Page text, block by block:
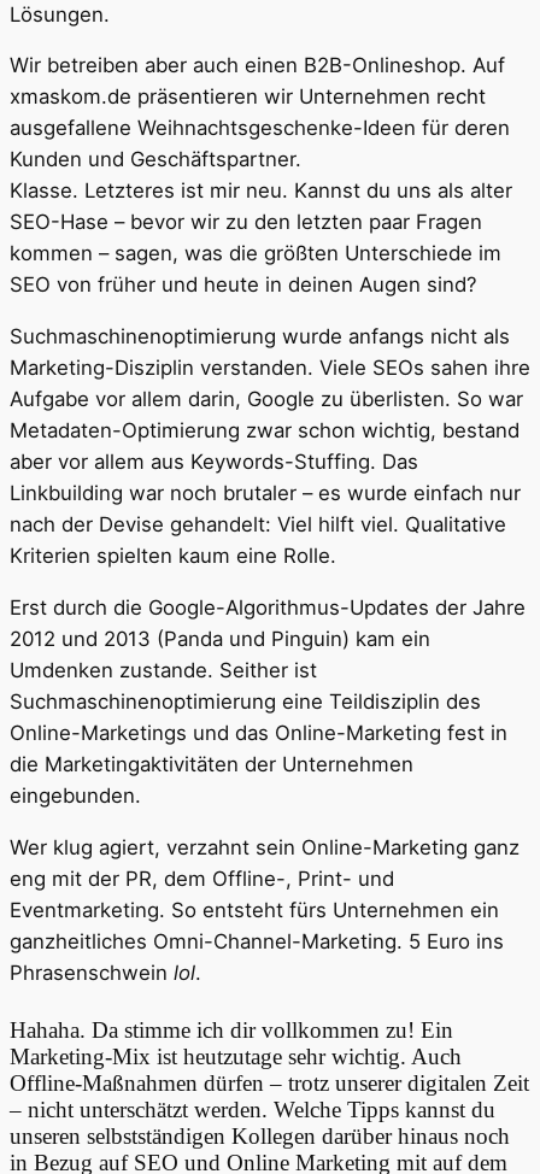
Lösungen.
Wir betreiben aber auch einen B2B-Onlineshop. Auf
xmaskom.de präsentieren wir Unternehmen recht
ausgefallene Weihnachtsgeschenke-Ideen für deren
Kunden und Geschäftspartner.
Klasse. Letzteres ist mir neu. Kannst du uns als alter
SEO-Hase – bevor wir zu den letzten paar Fragen
kommen – sagen, was die größten Unterschiede im
SEO von früher und heute in deinen Augen sind?
Suchmaschinenoptimierung wurde anfangs nicht als
Marketing-Disziplin verstanden. Viele SEOs sahen ihre
Aufgabe vor allem darin, Google zu überlisten. So war
Metadaten-Optimierung zwar schon wichtig, bestand
aber vor allem aus Keywords-Stuffing. Das
Linkbuilding war noch brutaler – es wurde einfach nur
nach der Devise gehandelt: Viel hilft viel. Qualitative
Kriterien spielten kaum eine Rolle.
Erst durch die Google-Algorithmus-Updates der Jahre
2012 und 2013 (Panda und Pinguin) kam ein
Umdenken zustande. Seither ist
Suchmaschinenoptimierung eine Teildisziplin des
Online-Marketings und das Online-Marketing fest in
die Marketingaktivitäten der Unternehmen
eingebunden.
Wer klug agiert, verzahnt sein Online-Marketing ganz
eng mit der PR, dem Offline-, Print- und
Eventmarketing. So entsteht fürs Unternehmen ein
ganzheitliches Omni-Channel-Marketing. 5 Euro ins
Phrasenschwein lol.
Hahaha. Da stimme ich dir vollkommen zu! Ein
Marketing-Mix ist heutzutage sehr wichtig. Auch
Offline-Maßnahmen dürfen – trotz unserer digitalen Zeit
– nicht unterschätzt werden. Welche Tipps kannst du
unseren selbstständigen Kollegen darüber hinaus noch
in Bezug auf SEO und Online Marketing mit auf dem